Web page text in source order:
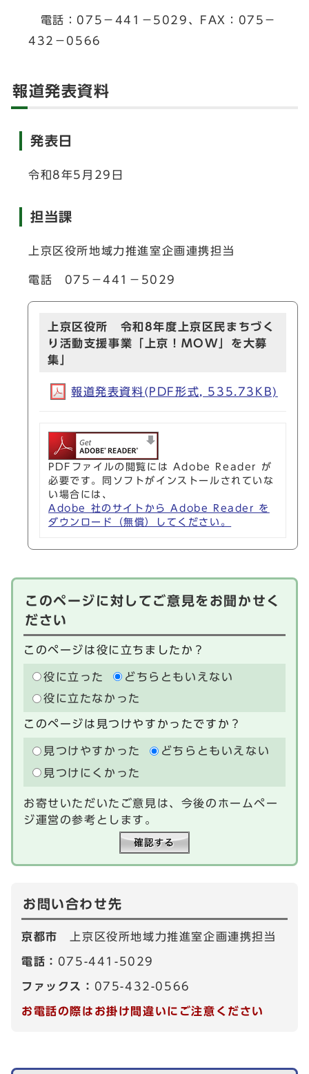
電話：075－441－5029、FAX：075－
432－0566
報道発表資料
発表日
令和8年5月29日
担当課
上京区役所地域力推進室企画連携担当
電話 075－441－5029
上京区役所 令和8年度上京区民まちづく
り活動支援事業「上京！MOW」を大募
集」
報道発表資料(PDF形式, 535.73KB)
PDFファイルの閲覧には Adobe Reader が
必要です。同ソフトがインストールされていな
い場合には、
Adobe 社のサイトから Adobe Reader を
ダウンロード（無償）してください。
このページに対してご意見をお聞かせく
ださい
このページは役に立ちましたか？
役に立った
どちらともいえない
役に立たなかった
このページは見つけやすかったですか？
見つけやすかった
どちらともいえない
見つけにくかった
お寄せいただいたご意見は、今後のホームペー
ジ運営の参考とします。
お問い合わせ先
京都市 上京区役所地域力推進室企画連携担当
電話： 075-441-5029
ファックス： 075-432-0566
お電話の際はお掛け間違いにご注意ください